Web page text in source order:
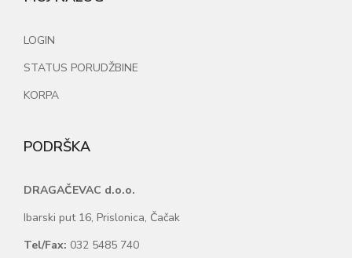
LOGIN
STATUS PORUDŽBINE
KORPA
PODRŠKA
DRAGAČEVAC d.o.o.
Ibarski put 16, Prislonica, Čačak
Tel/Fax: 032 5485 740